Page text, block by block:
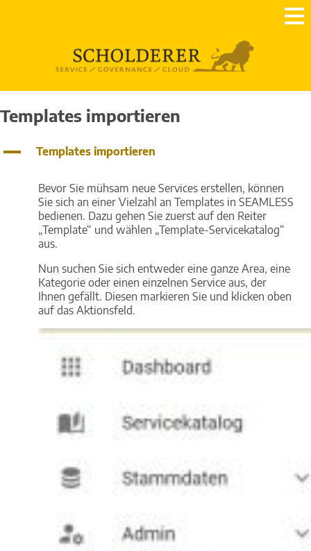
Templates importieren
A Templates importieren
Bevor Sie mühsam neue Services erstellen, können
Sie sich an einer Vielzahl an Templates in SEAMLESS
bedienen. Dazu gehen Sie zuerst auf den Reiter
„Template“ und wählen „Template-Servicekatalog“
aus.
Nun suchen Sie sich entweder eine ganze Area, eine
Kategorie oder einen einzelnen Service aus, der
Ihnen gefällt. Diesen markieren Sie und klicken oben
auf das Aktionsfeld.